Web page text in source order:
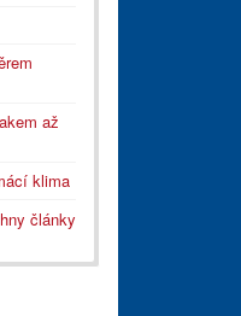
až
klima
články